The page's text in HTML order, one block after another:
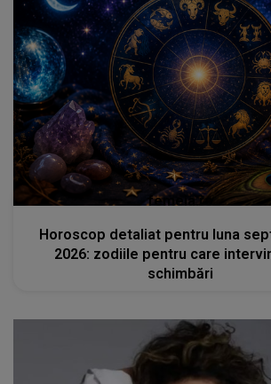
femeia.ro
Horoscop detaliat pentru luna
2026: zodiile pentru care
schimbări